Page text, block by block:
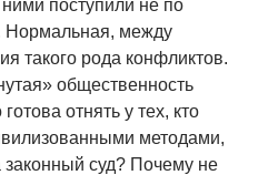
ними поступили не по
Нормальная, между
такого рода конфликтов.
общественность
отнять у тех, кто
методами,
суд? Почему не